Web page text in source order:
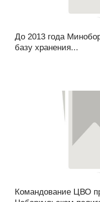
До 2013 года
базу хранения...
Командование ЦВО